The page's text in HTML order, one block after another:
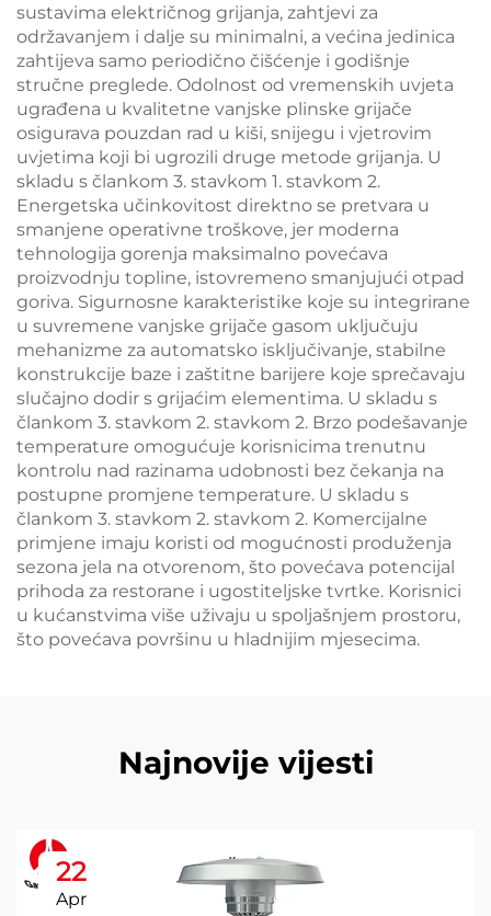
sustavima električnog grijanja, zahtjevi za
održavanjem i dalje su minimalni, a većina jedinica
zahtijeva samo periodično čišćenje i godišnje
stručne preglede. Odolnost od vremenskih uvjeta
ugrađena u kvalitetne vanjske plinske grijače
osigurava pouzdan rad u kiši, snijegu i vjetrovim
uvjetima koji bi ugrozili druge metode grijanja. U
skladu s člankom 3. stavkom 1. stavkom 2.
Energetska učinkovitost direktno se pretvara u
smanjene operativne troškove, jer moderna
tehnologija gorenja maksimalno povećava
proizvodnju topline, istovremeno smanjujući otpad
goriva. Sigurnosne karakteristike koje su integrirane
u suvremene vanjske grijače gasom uključuju
mehanizme za automatsko isključivanje, stabilne
konstrukcije baze i zaštitne barijere koje sprečavaju
slučajno dodir s grijaćim elementima. U skladu s
člankom 3. stavkom 2. stavkom 2. Brzo podešavanje
temperature omogućuje korisnicima trenutnu
kontrolu nad razinama udobnosti bez čekanja na
postupne promjene temperature. U skladu s
člankom 3. stavkom 2. stavkom 2. Komercijalne
primjene imaju koristi od mogućnosti produženja
sezona jela na otvorenom, što povećava potencijal
prihoda za restorane i ugostiteljske tvrtke. Korisnici
u kućanstvima više uživaju u spoljašnjem prostoru,
što povećava površinu u hladnijim mjesecima.
Najnovije vijesti
22
Apr